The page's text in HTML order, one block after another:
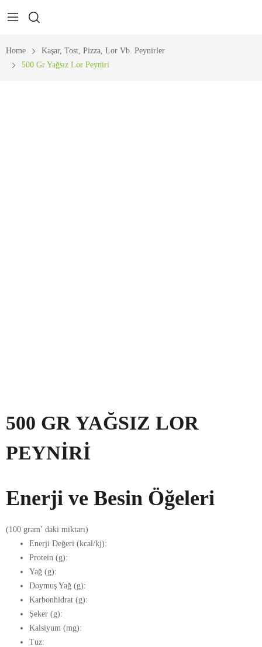
Home
Kaşar, Tost, Pizza, Lor Vb. Peynirler
500 Gr Yağsız Lor Peyniri
500 GR YAĞSIZ LOR
PEYNIRI
Enerji ve Besin Öğeleri
(100 gram’ daki miktarı)
Enerji Değeri (kcal/kj):
Protein (g):
Yağ (g):
Doymuş Yağ (g):
Karbonhidrat (g):
Şeker (g):
Kalsiyum (mg):
Tuz: